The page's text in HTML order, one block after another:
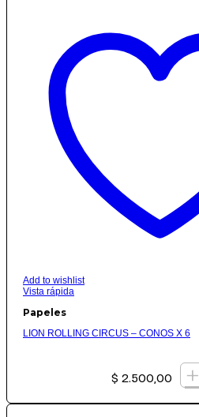
Add to wishlist
Vista rápida
Papeles
LION ROLLING CIRCUS – CONOS X 6
$ 2.500,00 +